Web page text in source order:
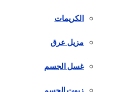
الكريمات
مزيل عرق
غسل الجسم